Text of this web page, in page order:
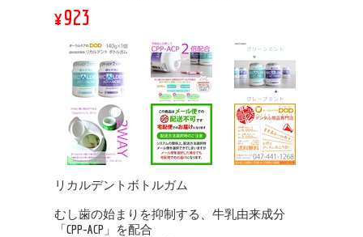
¥923
リカルデントボトルガム
むし歯の始まりを抑制する、牛乳由来成分
「CPP-ACP」を配合